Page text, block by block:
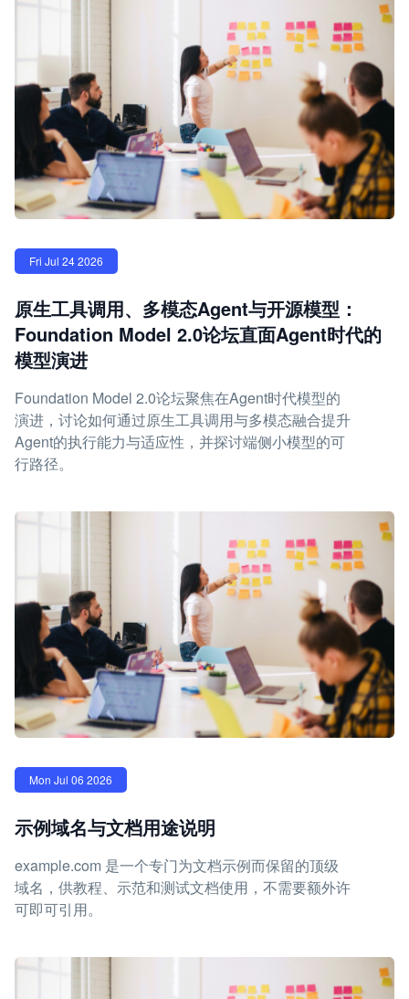
Fri Jul 24 2026
原生工具调用、多模态Agent与开源模型：
Foundation Model 2.0论坛直面Agent时代的
模型演进
Foundation Model 2.0论坛聚焦在Agent时代模型的
演进，讨论如何通过原生工具调用与多模态融合提升
Agent的执行能力与适应性，并探讨端侧小模型的可
行路径。
Mon Jul 06 2026
示例域名与文档用途说明
example.com 是一个专门为文档示例而保留的顶级
域名，供教程、示范和测试文档使用，不需要额外许
可即可引用。